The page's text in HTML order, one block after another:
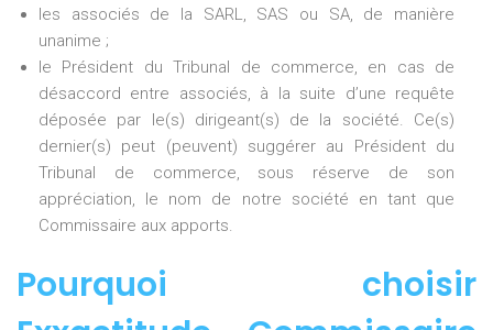
les associés de la SARL, SAS ou SA, de manière
unanime ;
le Président du Tribunal de commerce, en cas de
désaccord entre associés, à la suite d’une requête
déposée par le(s) dirigeant(s) de la société. Ce(s)
dernier(s) peut (peuvent) suggérer au Président du
Tribunal de commerce, sous réserve de son
appréciation, le nom de notre société en tant que
Commissaire aux apports.
Pourquoi choisir